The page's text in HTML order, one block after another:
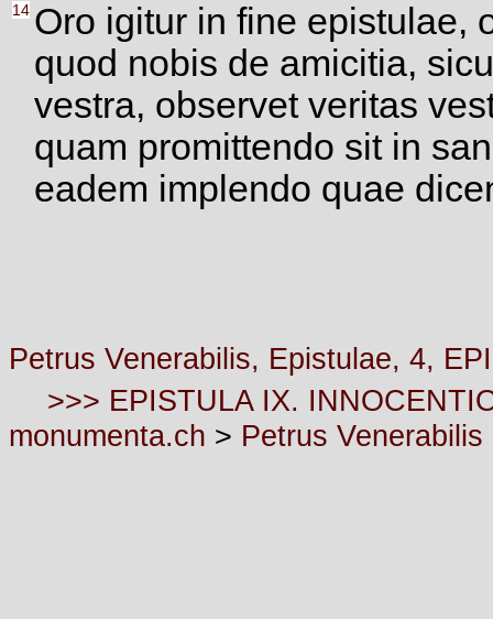
14 Oro igitur in fine epistulae,
quod nobis de amicitia,
vestra, observet veritas
quam promittendo sit in
eadem implendo quae
Petrus Venerabilis, Epistulae, 4,
>>> EPISTULA IX.
monumenta.ch > Petrus Venerabilis